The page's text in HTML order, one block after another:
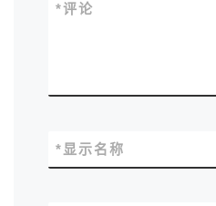
评论
*
显示名称
*